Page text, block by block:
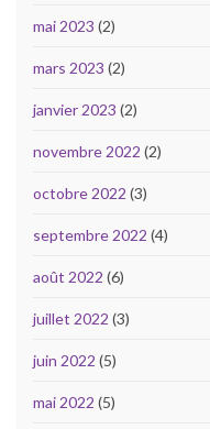
mai 2023 (2)
mars 2023 (2)
janvier 2023 (2)
novembre 2022 (2)
octobre 2022 (3)
septembre 2022 (4)
août 2022 (6)
juillet 2022 (3)
juin 2022 (5)
mai 2022 (5)